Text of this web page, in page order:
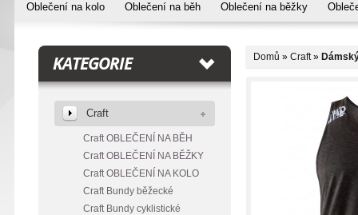
Oblečení na kolo Oblečení na běh Oblečení na běžky
KATEGORIE
Craft
Craft OBLEČENÍ NA BĚH
Craft OBLEČENÍ NA BĚŽKY
Craft OBLEČENÍ NA KOLO
Craft Bundy běžecké
Craft Bundy cyklistické
Domů » Craft»